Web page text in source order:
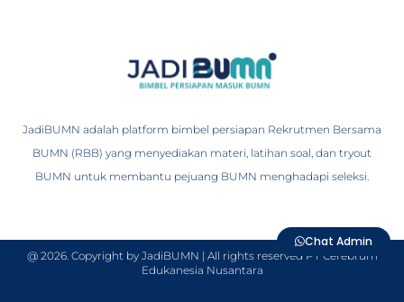
JadiBUMN adalah platform bimbel persiapan Rekrutmen Bersama
BUMN (RBB) yang menyediakan materi, latihan soal, dan tryout
BUMN untuk membantu pejuang BUMN menghadapi seleksi.
@ 2026. Copyright by JadiBUMN | All rights reserved PT Cerebrum
Edukanesia Nusantara
Chat Admin